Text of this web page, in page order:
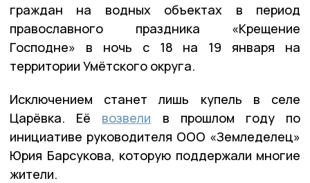
граждан на водных объектах в период
православного праздника «Крещение
Господне» в ночь с 18 на 19 января на
территории Умётского округа.
Исключением станет лишь купель в селе
Царёвка. Её возвели в прошлом году по
инициативе руководителя ООО «Земледелец»
Юрия Барсукова, которую поддержали многие
жители.